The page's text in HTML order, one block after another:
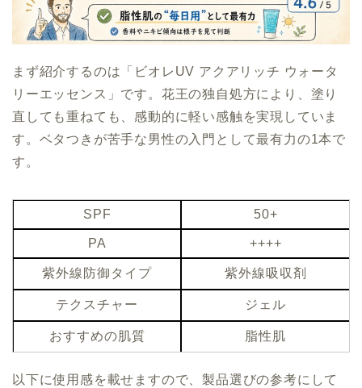
まず紹介するのは「ビオレUV アクアリッチ ウォータ
リーエッセンス」です。花王の独自処方により、塗り
直しても重ねても、感動的に軽い感触を実現していま
す。ベタつきが苦手な男性の入門として最有力の1本で
す。
SPF 50+
PA ++++
紫外線防御タイプ 紫外線吸収剤
テクスチャー ジェル
おすすめの肌質 脂性肌
以下に使用感を載せますので、製品選びの参考にして